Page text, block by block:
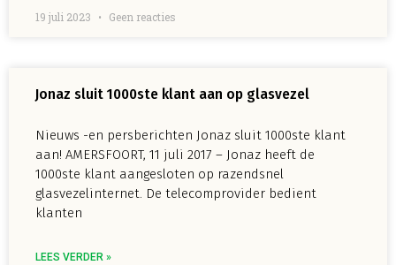
19 juli 2023 Geen reacties
Jonaz sluit 1000ste klant aan op glasvezel
Nieuws -en persberichten Jonaz sluit 1000ste klant
aan! AMERSFOORT, 11 juli 2017 – Jonaz heeft de
1000ste klant aangesloten op razendsnel
glasvezelinternet. De telecomprovider bedient
klanten
LEES VERDER »